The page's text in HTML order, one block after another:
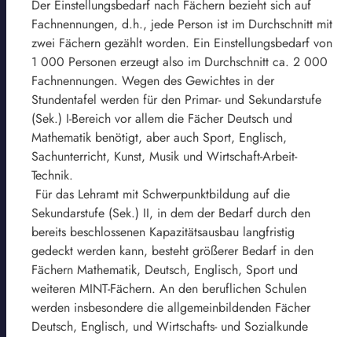
Der Einstellungsbedarf nach Fächern bezieht sich auf
Fachnennungen, d.h., jede Person ist im Durchschnitt mit
zwei Fächern gezählt worden. Ein Einstellungsbedarf von
1 000 Personen erzeugt also im Durchschnitt ca. 2 000
Fachnennungen. Wegen des Gewichtes in der
Stundentafel werden für den Primar- und Sekundarstufe
(Sek.) I-Bereich vor allem die Fächer Deutsch und
Mathematik benötigt, aber auch Sport, Englisch,
Sachunterricht, Kunst, Musik und Wirtschaft-Arbeit-
Technik.
Für das Lehramt mit Schwerpunktbildung auf die
Sekundarstufe (Sek.) II, in dem der Bedarf durch den
bereits beschlossenen Kapazitätsausbau langfristig
gedeckt werden kann, besteht größerer Bedarf in den
Fächern Mathematik, Deutsch, Englisch, Sport und
weiteren MINT-Fächern. An den beruflichen Schulen
werden insbesondere die allgemeinbildenden Fächer
Deutsch, Englisch, und Wirtschafts- und Sozialkunde